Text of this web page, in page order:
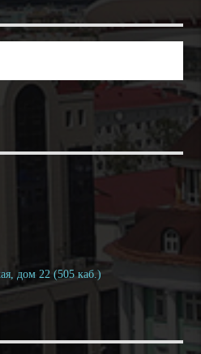
дом 22 (505 каб.)